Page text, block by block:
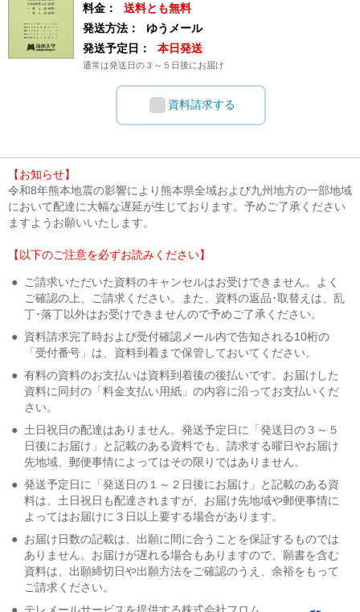
料金：
送料とも無料
発送方法：
ゆうメール
発送予定日：
本日発送
通常は発送日の３～５日後にお届け
資料請求する
【お知らせ】
令和8年熊本地震の影響により熊本県全域および九州地方の一部地域
において配達に大幅な遅延が生じております。予めご了承ください
ますようお願いいたします。
【以下のご注意を必ずお読みください】
●
ご請求いただいた資料のキャンセルはお受けできません。よく
ご確認の上、ご請求ください。また、資料の返品･取替えは、乱
丁･落丁以外はお受けできませんので予めご了承ください。
● 資料請求完了時および受付確認メール内で告知される10桁の
「受付番号」は、資料到着まで保管しておいてください。
● 有料の資料のお支払いは資料到着後の後払いです。お届けした
資料に同封の「料金支払い用紙」の内容に沿ってお支払いくだ
さい。
● 土日祝日の配達はありません。発送予定日に「発送日の３～５
日後にお届け」と記載のある資料でも、請求する曜日やお届け
先地域、郵便事情によってはその限りではありません。
● 発送予定日に「発送日の１～２日後にお届け」と記載のある資
料は、土日祝日も配達されますが、お届け先地域や郵便事情に
よってはお届けに３日以上要する場合があります。
● お届け日数の記載は、出願に間に合うことを保証するものでは
ありません。お届けが遅れる場合もありますので、願書を含む
資料は、出願締切日や出願方法をご確認のうえ、余裕をもって
ご請求ください。
● テレメールサービスを提供する株式会社フロム